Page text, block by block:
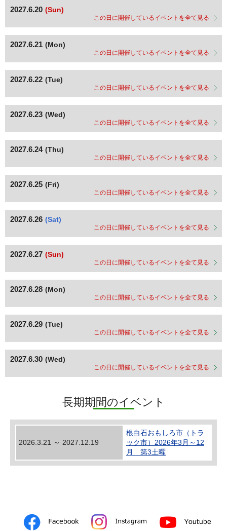
2027.6.20 (Sun)
この日に開催しているイベントを全て見る
2027.6.21 (Mon)
この日に開催しているイベントを全て見る
2027.6.22 (Tue)
この日に開催しているイベントを全て見る
2027.6.23 (Wed)
この日に開催しているイベントを全て見る
2027.6.24 (Thu)
この日に開催しているイベントを全て見る
2027.6.25 (Fri)
この日に開催しているイベントを全て見る
2027.6.26 (Sat)
この日に開催しているイベントを全て見る
2027.6.27 (Sun)
この日に開催しているイベントを全て見る
2027.6.28 (Mon)
この日に開催しているイベントを全て見る
2027.6.29 (Tue)
この日に開催しているイベントを全て見る
2027.6.30 (Wed)
この日に開催しているイベントを全て見る
長期期間のイベント
2026.3.21 ～ 2027.12.19
根白石おもしろ市（トラ
ック市）2026年3月～12
月 第3土曜